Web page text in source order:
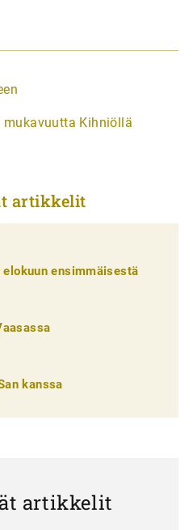
mukavuutta Kihniöllä
artikkelit
ensimmäisestä
kanssa
artikkelit